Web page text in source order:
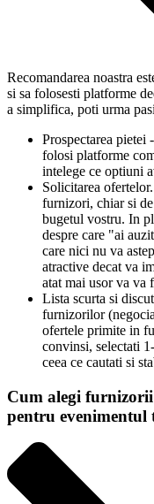
Recomandarea noastra
si sa folosesti platforme
a simplifica, poti urma
Prospectarea pietei
folosi platforme
intelege ce optiuni
Solicitarea
furnizori, chiar si
bugetul vostru. In
despre care "ai
care nici nu va
atractive decat va
atat mai usor va va
Lista scurta si
furnizorilor
ofertele primite in
convinsi, selectati
ceea ce cautati si
Cum alegi
pentru evenimentul